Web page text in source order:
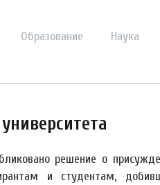
Образование Наука
решение о
и студентам,